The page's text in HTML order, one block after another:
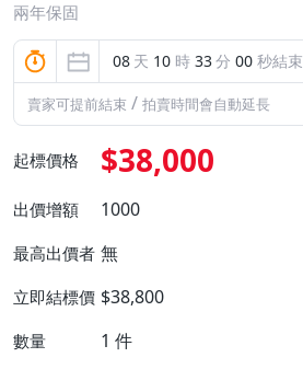
兩年保固
08 天 10 時 32分 59 秒結束
賣家可提前結束 / 拍賣時間會自動延長
起標價格 $38,000
出價增額 1000
最高出價者 無
立即結標價 $38,800
數量 1 件